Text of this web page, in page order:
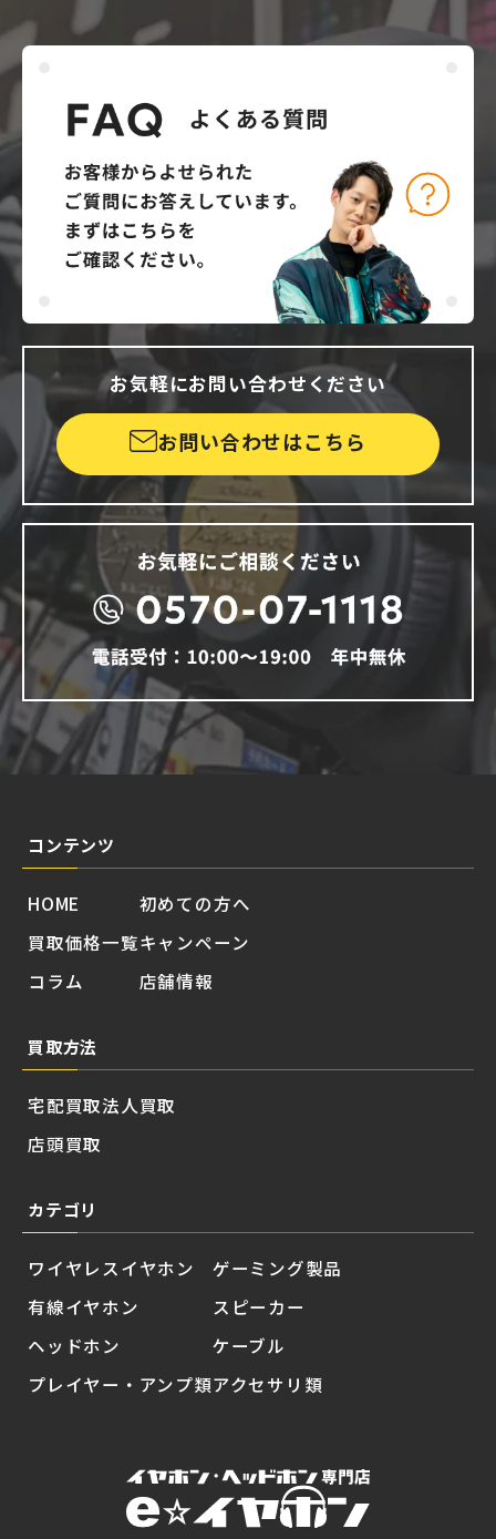
お気軽にお問い合わせください
お問い合わせはこちら
コンテンツ
HOME
買取価格一覧
コラム
初めての方へ
キャンペーン
店舗情報
買取方法
宅配買取
店頭買取
法人買取
カテゴリ
ワイヤレスイヤホン
有線イヤホン
ヘッドホン
プレイヤー・アンプ類
ゲーミング製品
スピーカー
ケーブル
アクセサリ類